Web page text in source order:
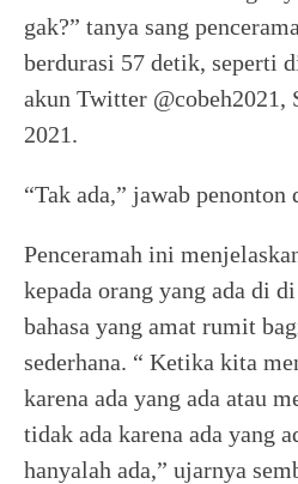
gak?” tanya sang
berdurasi 57 detik, seperti
akun Twitter @cobeh2021,
2021.
“Tak ada,” jawab penonton
Penceramah ini
kepada orang yang ada di
bahasa yang amat rumit
sederhana. “ Ketika kita
karena ada yang ada atau
tidak ada karena ada yang
hanyalah ada,” ujarnya